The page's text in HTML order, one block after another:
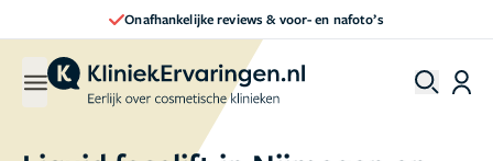
Direct een afspraak maken